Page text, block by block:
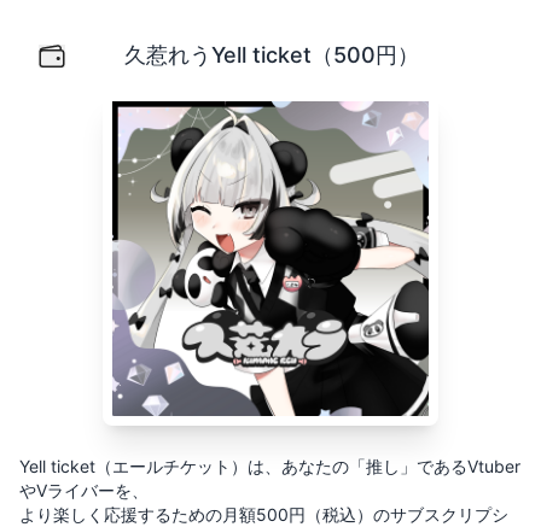
久惹れうYell ticket（500円）
Yell ticket（エールチケット）は、あなたの「推し」であるVtuber
やVライバーを、
より楽しく応援するための月額500円（税込）のサブスクリプシ